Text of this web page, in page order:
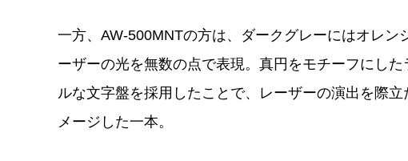
一方、AW-500MNTの方は、ダークグレーにはオレ
ーザーの光を無数の点で表現。真円をモチーフにし
ルな文字盤を採用したことで、レーザーの演出を際
メージした一本。